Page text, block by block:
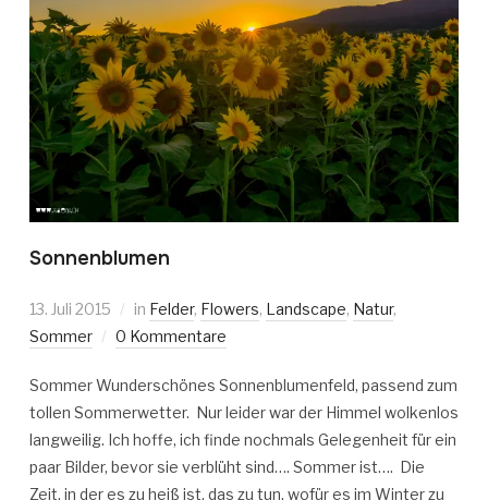
Sonnenblumen
13. Juli 2015 in Felder, Flowers, Landscape, Natur,
Sommer
0 Kommentare
Sommer Wunderschönes Sonnenblumenfeld, passend zum
tollen Sommerwetter. Nur leider war der Himmel wolkenlos
langweilig. Ich hoffe, ich finde nochmals Gelegenheit für ein
paar Bilder, bevor sie verblüht sind…. Sommer ist…. Die
Zeit, in der es zu heiß ist, das zu tun, wofür es im Winter zu